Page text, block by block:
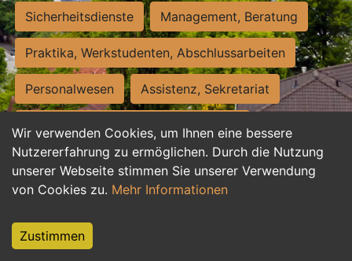
Wir verwenden Cookies, um Ihnen eine bessere
Nutzererfahrung zu ermöglichen. Durch die Nutzung
unserer Webseite stimmen Sie unserer Verwendung
von Cookies zu. Mehr Informationen
Zustimmen
Sicherheitsdienste Management, Beratung
Praktika, Werkstudenten, Abschlussarbeiten
Personalwesen Assistenz, Sekretariat
Hilfskräfte, Aushilfs- und Nebenjobs
Einkauf, Logistik, Materialwirtschaft
Weiterbildung, Studium, duale Ausbildung
Tourismus